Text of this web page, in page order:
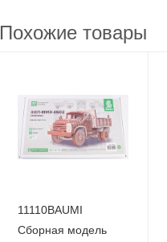
Похожие товары
11110BAUMI
Сборная модель